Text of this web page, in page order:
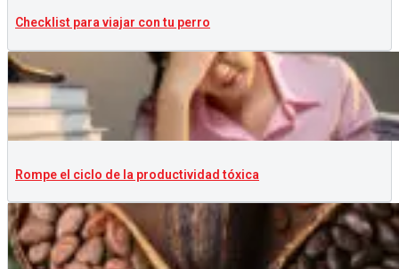
Checklist para viajar con tu perro
Rompe el ciclo de la productividad tóxica